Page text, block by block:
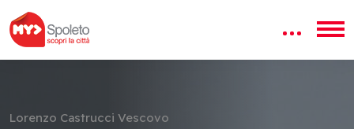
Lorenzo Castrucci Vescovo